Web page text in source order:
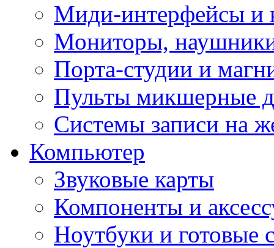
Миди-интерфейсы и
Мониторы,
Порта-студии и
Пульты микшерные
Системы записи на
Компьютер
Звуковые карты
Компоненты и
Ноутбуки и готовые